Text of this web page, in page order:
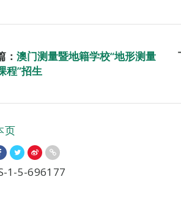
： 澳门测量暨地籍学校“地形测量
程”招生
页
1-5-696177